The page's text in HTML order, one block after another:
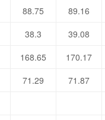
88.75 89.16
38.3 39.08
168.65 170.17
71.29 71.87